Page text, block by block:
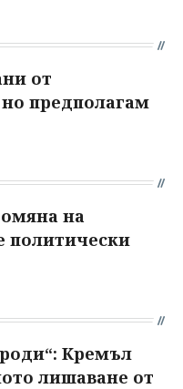
от
предполагам
на
политически
Кремъл
лишаване от